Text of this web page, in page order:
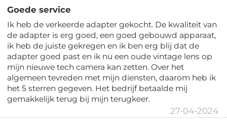
Goede service
Ik heb de verkeerde adapter gekocht. De kwaliteit van
de adapter is erg goed, een goed gebouwd apparaat,
ik heb de juiste gekregen en ik ben erg blij dat de
adapter goed past en ik nu een oude vintage lens op
mijn nieuwe tech camera kan zetten. Over het
algemeen tevreden met mijn diensten, daarom heb ik
het 5 sterren gegeven. Het bedrijf betaalde mij
gemakkelijk terug bij mijn terugkeer.
27-04-2024